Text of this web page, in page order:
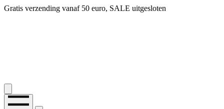
Gratis verzending vanaf 50 euro, SALE uitgesloten
14 dagen bedenktijd, snel geld terug!